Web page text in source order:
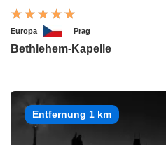
Europa Prag
Bethlehem-Kapelle
Entfernung 1 km